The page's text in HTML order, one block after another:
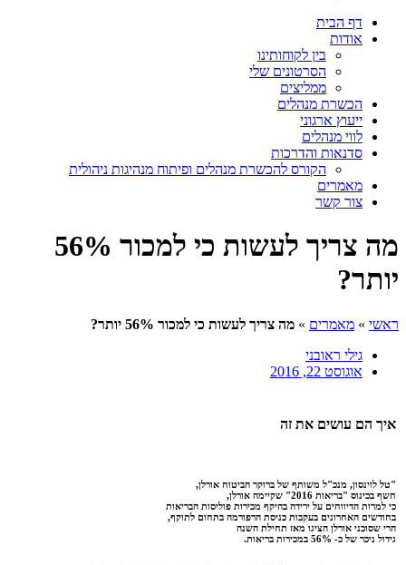
דף הבית
אודות
בין לקוחותינו
הסרטונים שלי
ממליצים
הכשרת מנהלים
ייעוץ ארגוני
לווי מנהלים
סדנאות והדרכות
הקורס להכשרת מנהלים ופיתוח מנהיגות ניהולית
מאמרים
צור קשר
מה צריך לעשות כי למכור 56%
יותר?
ראשי » מאמרים » מה צריך לעשות כי למכור 56% יותר?
גילי ראובני
אוגוסט 22, 2016
איך הם עושים את זה
"טל לוינסון, מנכ"ל משותף של ברוקר הביטוח אורלן,
חשף בכינוס "בריאות 2016" שקיימה אורלן,
כי למרות הדיווחים על ירידה בהיקף מכירות פוליסות הבריאות
בחודשים האחרונים בעקבות כניסת הרפורמה בתחום לתוקף,
הרי שסוכני אורלן הציגו מאז תחילת השנה
גידול ניכר של כ- 56% במכירות בריאות.